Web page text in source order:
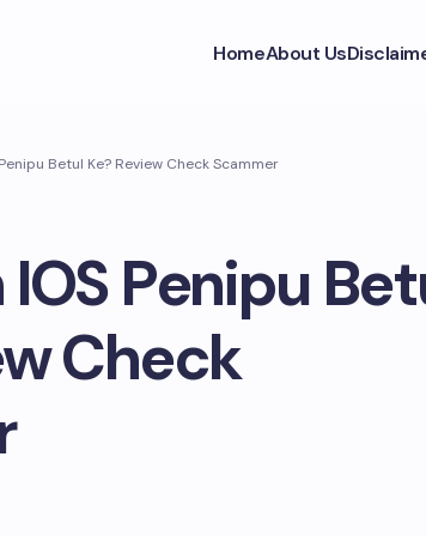
HomeAbout Us
Betul Ke? Review Check Scammer
Penipu
Check